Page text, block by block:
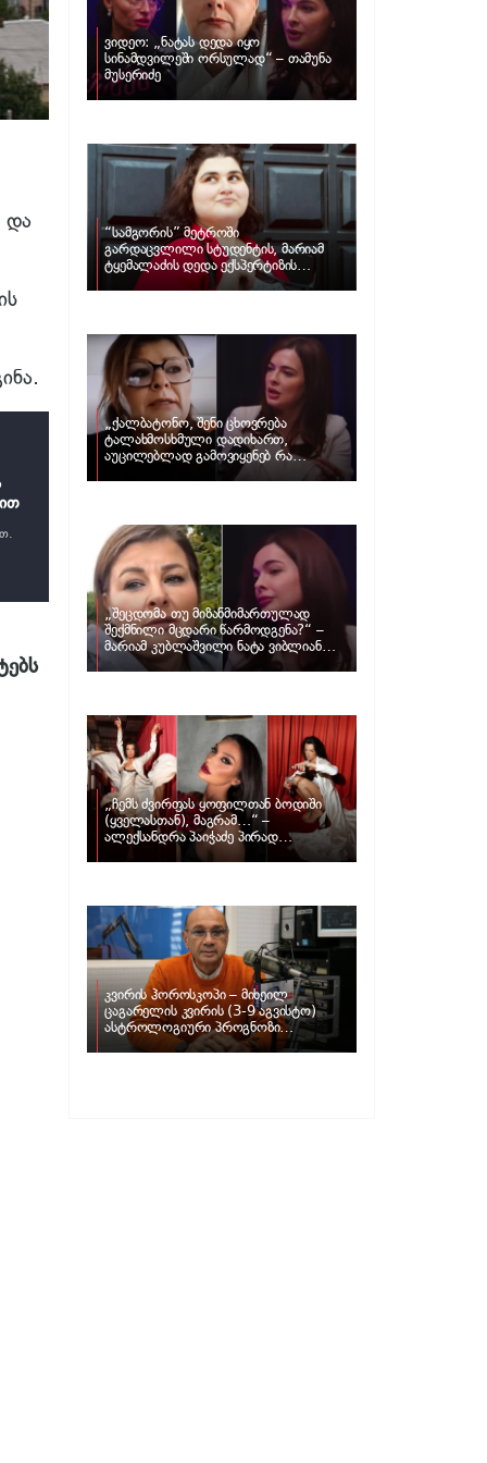
და
ვიდეო: „ნატას დედა იყო
სინამდვილეში ორსულად“ – თამუნა
მუსერიძე
“სამგორის” მეტროში
გარდაცვლილი სტუდენტის, მარიამ
ტყემალაძის დედა ექსპერტიზის
პასუხს აქვეყნებს – რა გახდა გოგონას
„ქალბატონო, შენი ცხოვრება
ტალახმოსხმული დადიხართ,
აუცილებლად გამოვიყენებ რა
ინფორმაციაც მაქვს“… – რა
„შეცდომა თუ მიზანმიმართულად
შექმნილი მცდარი წარმოდგენა?“ –
მარიამ კუბლაშვილი ნატა ვიბლიანის
საქმეზე ვიდეომიმართვას ავრცელებს
„ჩემს ძვირფას ყოფილთან ბოდიში
(ყველასთან), მაგრამ…“ –
ალექსანდრა პაიჭაძე პირად
კვირის ჰოროსკოპი – მიხეილ
ცაგარელის კვირის (3-9 აგვისტო)
ასტროლოგიური პროგნოზი
ზოდიაქოს ნიშნებისთვის